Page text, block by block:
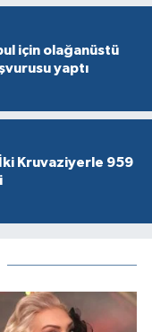
için olağanüstü
yaptı
Kruvaziyerle 959